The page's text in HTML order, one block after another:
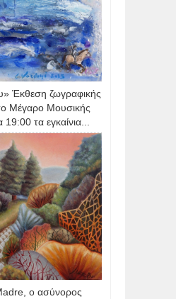
Έκθεση ζωγραφικής
Μέγαρο Μουσικής
τα εγκαίνια...
ο ασύνορος